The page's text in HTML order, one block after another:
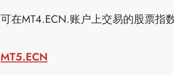
可在MT4.ECN.账户上交易的股票指数
MT5.ECN